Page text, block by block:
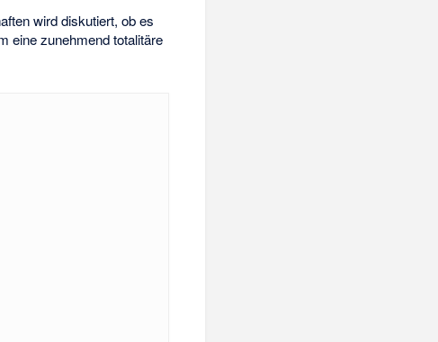
wird diskutiert, ob es
eine zunehmend totalitäre